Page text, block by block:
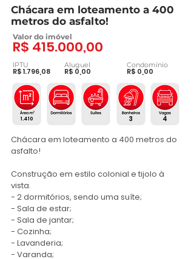
Chácara em loteamento a 400
metros do asfalto!
Valor do imóvel
R$ 415.000,00
IPTU
R$ 1.796,08
Aluguel
R$ 0,00
Condomínio
R$ 0,00
3 4
1.410
Chácara em loteamento a 400 metros do
asfalto!
Construção em estilo colonial e tijolo à
vista.
- 2 dormitórios, sendo uma suíte;
- Sala de estar;
- Sala de jantar;
- Cozinha;
- Lavanderia;
- Varanda;